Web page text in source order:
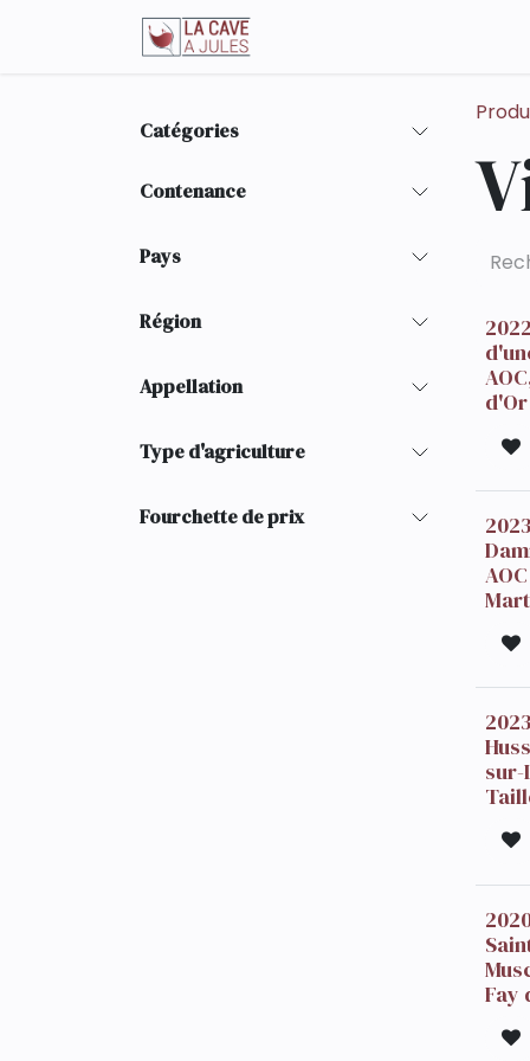
Se rendre au contenu
Catégories
Contenance
Pays
Région
Appellation
Type d'agriculture
Fourchette de prix
d'Or
sur-
Fay